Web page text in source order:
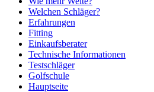
Welchen Schläger?
Erfahrungen
Fitting
Einkaufsberater
Technische Informationen
Testschläger
Golfschule
Hauptseite